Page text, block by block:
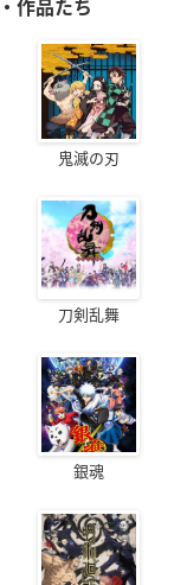
作品たち
鬼滅の刃
刀剣乱舞
銀魂